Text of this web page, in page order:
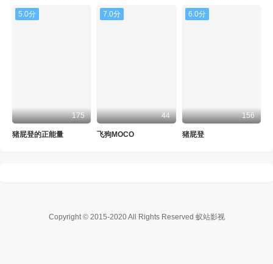
5.0分
175
猪屁登的正能量
7.0分
44
飞狗MOCO
6.0分
156
猪屁登
Copyright © 2015-2020All Rights Reserved 蚁站影视